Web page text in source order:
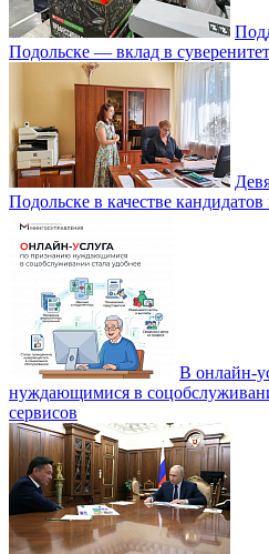
Подольске — вклад в
Подольске в качестве
В онлайн-
нуждающимися в
сервисов